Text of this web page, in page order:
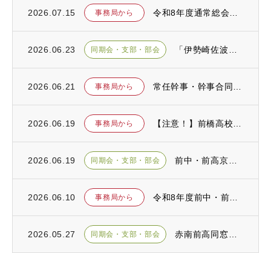
2026.07.15 事務局から
2026.06.23 同期会・支部・部会
2026.06.21 事務局から
2026.06.19 事務局から
2026.06.19 同期会・支部・部会
2026.06.10 事務局から
2026.05.27 同期会・支部・部会